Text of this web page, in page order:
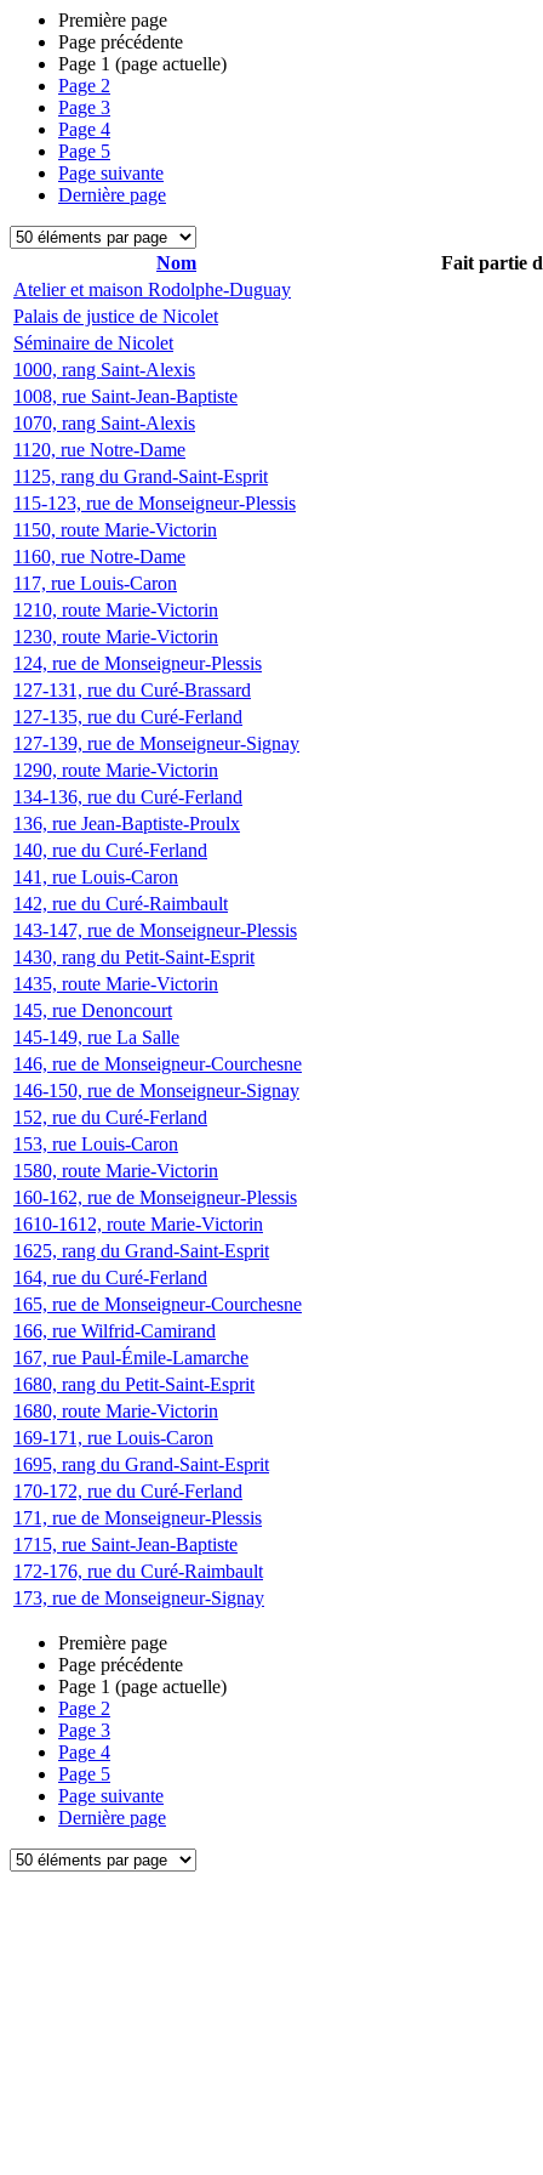
Première page
Page précédente
Page 1 (page actuelle)
Page 2
Page 3
Page 4
Page 5
Page suivante
Dernière page
Nom
Fait partie
Atelier et maison Rodolphe-Duguay
Palais de justice de Nicolet
Séminaire de Nicolet
1000, rang Saint-Alexis
1008, rue Saint-Jean-Baptiste
1070, rang Saint-Alexis
1120, rue Notre-Dame
1125, rang du Grand-Saint-Esprit
115-123, rue de Monseigneur-Plessis
1150, route Marie-Victorin
1160, rue Notre-Dame
117, rue Louis-Caron
1210, route Marie-Victorin
1230, route Marie-Victorin
124, rue de Monseigneur-Plessis
127-131, rue du Curé-Brassard
127-135, rue du Curé-Ferland
127-139, rue de Monseigneur-Signay
1290, route Marie-Victorin
134-136, rue du Curé-Ferland
136, rue Jean-Baptiste-Proulx
140, rue du Curé-Ferland
141, rue Louis-Caron
142, rue du Curé-Raimbault
143-147, rue de Monseigneur-Plessis
1430, rang du Petit-Saint-Esprit
1435, route Marie-Victorin
145, rue Denoncourt
145-149, rue La Salle
146, rue de Monseigneur-Courchesne
146-150, rue de Monseigneur-Signay
152, rue du Curé-Ferland
153, rue Louis-Caron
1580, route Marie-Victorin
160-162, rue de Monseigneur-Plessis
1610-1612, route Marie-Victorin
1625, rang du Grand-Saint-Esprit
164, rue du Curé-Ferland
165, rue de Monseigneur-Courchesne
166, rue Wilfrid-Camirand
167, rue Paul-Émile-Lamarche
1680, rang du Petit-Saint-Esprit
1680, route Marie-Victorin
169-171, rue Louis-Caron
1695, rang du Grand-Saint-Esprit
170-172, rue du Curé-Ferland
171, rue de Monseigneur-Plessis
1715, rue Saint-Jean-Baptiste
172-176, rue du Curé-Raimbault
173, rue de Monseigneur-Signay
Première page
Page précédente
Page 1 (page actuelle)
Page 2
Page 3
Page 4
Page 5
Page suivante
Dernière page